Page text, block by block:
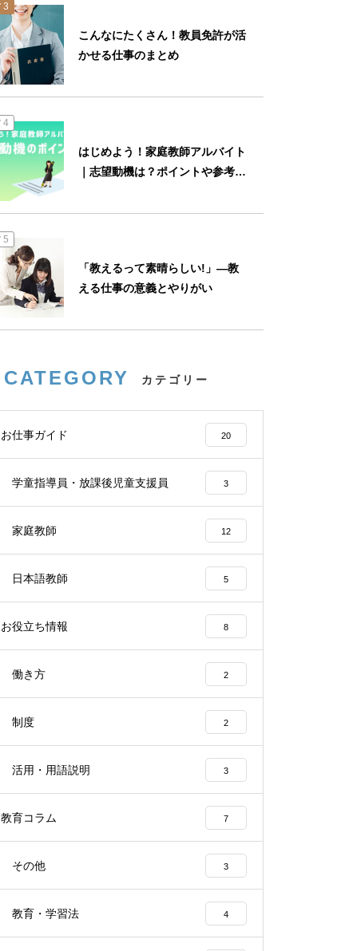
教育改革のかなめ「アクティ
ブ・ラーニング」とは？
「良い先生」の特徴と、求めら
3
こんなにたくさん！教員免許が活
かせる仕事のまとめ
4
はじめよう！家庭教師アルバイト
｜志望動機は？ポイントや参考例
5
「教えるって素晴らしい!」―教
える仕事の意義とやりがい
CATEGORY
お仕事ガイド 20
学童指導員・放課後児童支援員 3
家庭教師 12
日本語教師 5
お役立ち情報 8
働き方 2
制度 2
活用・用語説明 3
教育コラム 7
その他 3
教育・学習法 4